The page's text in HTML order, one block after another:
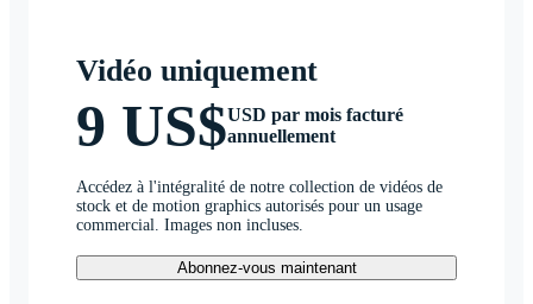
Vidéo uniquement
9 US$USD par mois facturé
annuellement
Accédez à l'intégralité de notre collection de vidéos de
stock et de motion graphics autorisés pour un usage
commercial. Images non incluses.
Abonnez-vous maintenant